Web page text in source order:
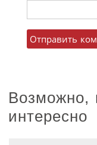
Возможно,
интересно